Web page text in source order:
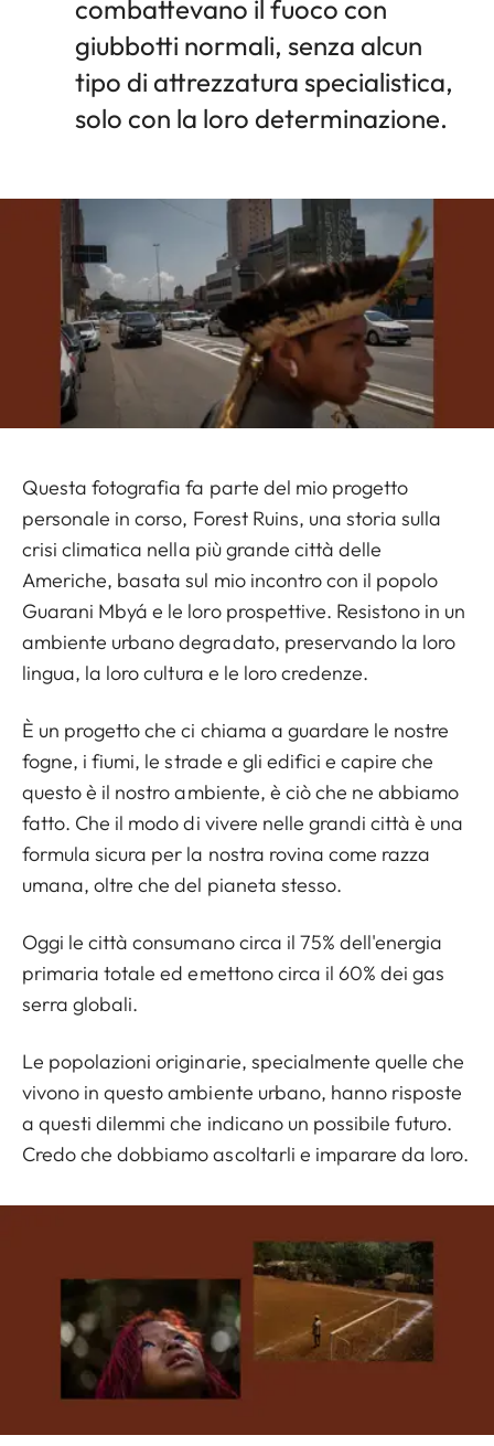
combattevano il fuoco con
giubbotti normali, senza alcun
tipo di attrezzatura specialistica,
solo con la loro determinazione.
Questa fotografia fa parte del mio progetto
personale in corso, Forest Ruins, una storia sulla
crisi climatica nella più grande città delle
Americhe, basata sul mio incontro con il popolo
Guarani Mbyá e le loro prospettive. Resistono in un
ambiente urbano degradato, preservando la loro
lingua, la loro cultura e le loro credenze.
È un progetto che ci chiama a guardare le nostre
fogne, i fiumi, le strade e gli edifici e capire che
questo è il nostro ambiente, è ciò che ne abbiamo
fatto. Che il modo di vivere nelle grandi città è una
formula sicura per la nostra rovina come razza
umana, oltre che del pianeta stesso.
Oggi le città consumano circa il 75% dell'energia
primaria totale ed emettono circa il 60% dei gas
serra globali.
Le popolazioni originarie, specialmente quelle che
vivono in questo ambiente urbano, hanno risposte
a questi dilemmi che indicano un possibile futuro.
Credo che dobbiamo ascoltarli e imparare da loro.